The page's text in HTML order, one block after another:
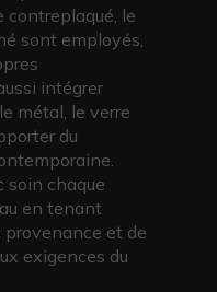
contreplaqué, le
sont employés,
intégrer
métal, le verre
du
soin chaque
en tenant
provenance et de
exigences du